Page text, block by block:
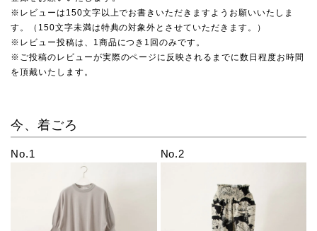
※レビューは150文字以上でお書きいただきますようお願いいたしま
す。（150文字未満は特典の対象外とさせていただきます。）
※レビュー投稿は、1商品につき1回のみです。
※ご投稿のレビューが実際のページに反映されるまでに数日程度お時間
を頂戴いたします。
今、着ごろ
No.1 No.2